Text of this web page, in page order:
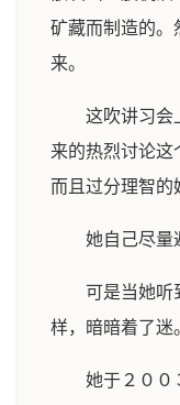
矿藏而制造的。
来。
这吹讲习会
来的热烈讨论这
而且过分理智的
她自己尽量
可是当她听
样，暗暗着了迷
她于２００